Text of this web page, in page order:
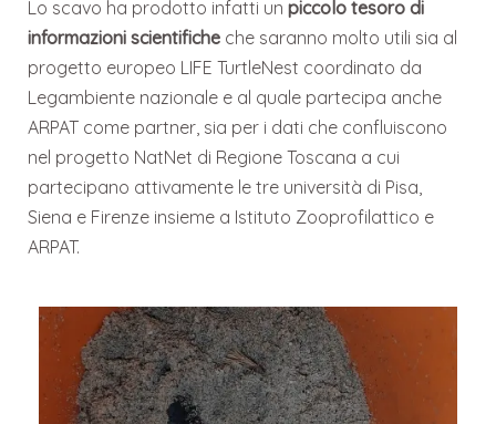
Lo scavo ha prodotto infatti unpiccolo tesoro di
informazioni scientifiche che saranno molto utili sia al
progetto europeo LIFE TurtleNest coordinato da
Legambiente nazionale e al quale partecipa anche
ARPAT come partner, sia per i dati che confluiscono
nel progetto NatNet di Regione Toscana a cui
partecipano attivamente le tre università di Pisa,
Siena e Firenze insieme a Istituto Zooprofilattico e
ARPAT.